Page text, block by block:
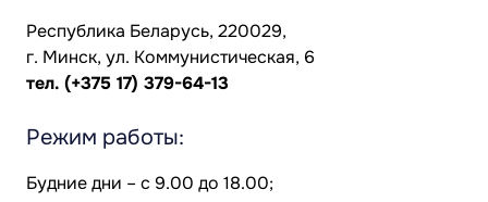
Республика Беларусь, 220029,
г. Минск, ул. Коммунистическая, 6
тел. (+375 17) 379-64-13
Режим работы:
Будние дни – с 9.00 до 18.00;